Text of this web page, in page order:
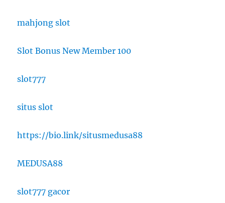
mahjong slot
Slot Bonus New Member 100
slot777
situs slot
https://bio.link/situsmedusa88
MEDUSA88
slot777 gacor